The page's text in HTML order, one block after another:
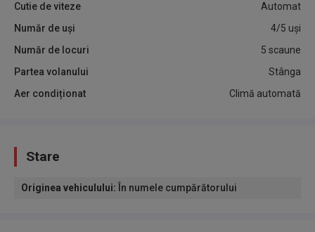
Cutie de viteze
Automat
Număr de uși
4/5 uși
Număr de locuri
5 scaune
Partea volanului
Stânga
Aer condiționat
Climă automată
Stare
Originea vehiculului: În numele cumpărătorului